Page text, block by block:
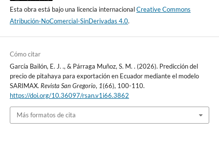
Esta obra está bajo una licencia internacionalCreative Commons
Atribución-NoComercial-SinDerivadas 4.0.
Cómo citar
García Bailón, E. J. ., & Párraga Muñoz, S. M. . (2026). Predicción del
precio de pitahaya para exportación en Ecuador mediante el modelo
SARIMAX. Revista San Gregorio, 1(66), 100-110.
https://doi.org/10.36097/rsan.v1i66.3862
Más formatos de cita